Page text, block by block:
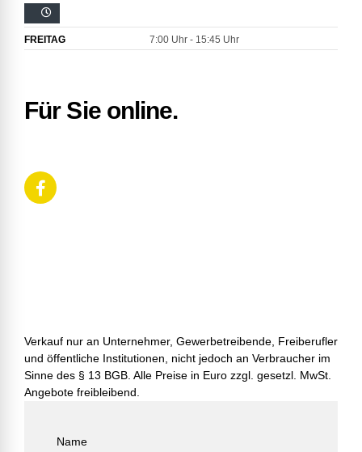
FREITAG 7:00 Uhr - 15:45 Uhr
Für Sie online.
Verkauf nur an Unternehmer, Gewerbetreibende, Freiberufler
und öffentliche Institutionen, nicht jedoch an Verbraucher im
Sinne des § 13 BGB. Alle Preise in Euro zzgl. gesetzl. MwSt.
Angebote freibleibend.
Name